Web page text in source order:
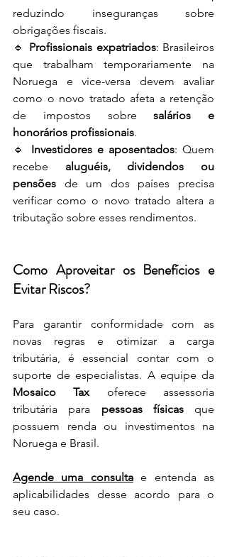
reduzindo inseguranças sobre
obrigações fiscais.
🔹 Profissionais expatriados: Brasileiros
que trabalham temporariamente na
Noruega e vice-versa devem avaliar
como o novo tratado afeta a retenção
de impostos sobre salários e
honorários profissionais.
🔹 Investidores e aposentados: Quem
recebe aluguéis, dividendos ou
pensões de um dos países precisa
verificar como o novo tratado altera a
tributação sobre esses rendimentos.
Como Aproveitar os Benefícios e
Evitar Riscos?
Para garantir conformidade com as
novas regras e otimizar a carga
tributária, é essencial contar com o
Mosaico Tax oferece assessoria
tributária para pessoas físicas que
possuem renda ou investimentos na
Noruega e Brasil.
Agende uma consulta e entenda as
aplicabilidades desse acordo para o
seu caso.